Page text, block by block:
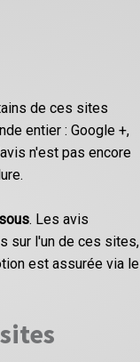
de ces sites
entier : Google +,
n'est pas encore
. Les avis
sur l'un de ces sites,
est assurée via le